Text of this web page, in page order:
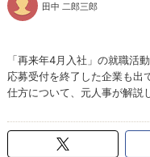
田中 二郎三郎
「再来年4月入社」の就職活
応募受付を終了した企業も出
仕方について、元人事が解説